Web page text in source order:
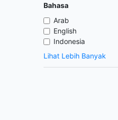
Bahasa
Arab
English
Indonesia
Lihat Lebih Banyak